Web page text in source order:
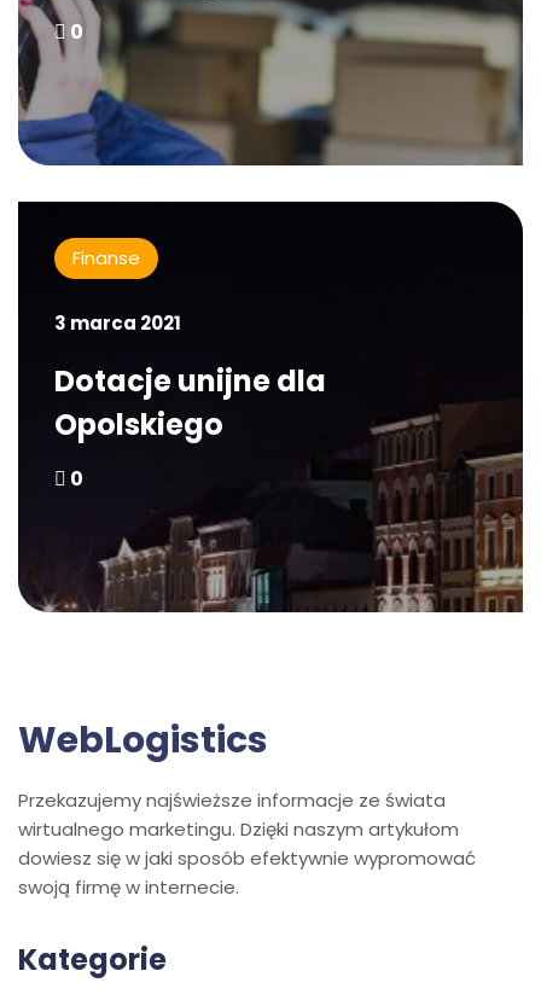
0
Finanse
3 marca 2021
Dotacje unijne dla
Opolskiego
0
WebLogistics
Przekazujemy najświeższe informacje ze świata
wirtualnego marketingu. Dzięki naszym artykułom
dowiesz się w jaki sposób efektywnie wypromować
swoją firmę w internecie.
Kategorie